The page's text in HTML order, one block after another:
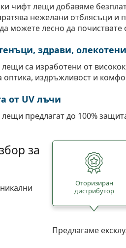
чифт лещи добавяме
нежелани отблясъци и
можете лесно да почиствате
здрави, олекотени
са изработени от
оптика, издръжливост и
от UV лъчи
предлагат до 100%
за
Oторизиран
дистрибутор
Предлагаме